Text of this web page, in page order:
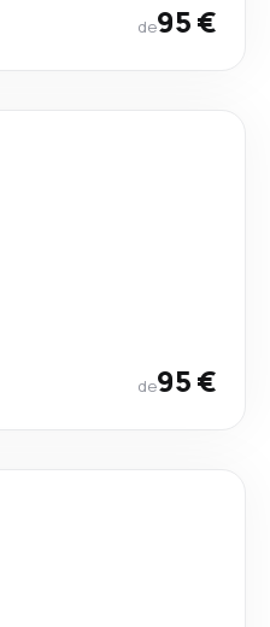
de95 €
de95 €